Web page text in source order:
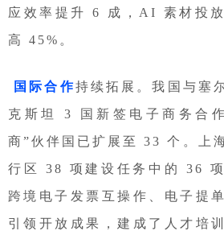
应效率提升 6 成，AI 素材投
高 45%。
国际合作持续拓展。我国与塞
克斯坦 3 国新签电子商务合
商”伙伴国已扩展至 33 个。上
行区 38 项建设任务中的 36
跨境电子发票互操作、电子提
引领开放成果，建成了人才培